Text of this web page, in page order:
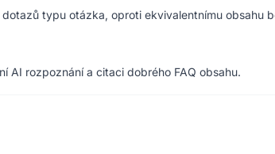
typu otázka, oproti ekvivalentnímu obsahu
AI rozpoznání a citaci dobrého FAQ obsahu.